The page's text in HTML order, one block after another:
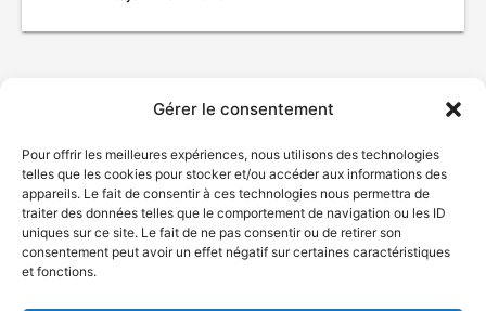
Gérer le consentement
Pour offrir les meilleures expériences, nous utilisons des technologies
telles que les cookies pour stocker et/ou accéder aux informations des
appareils. Le fait de consentir à ces technologies nous permettra de
traiter des données telles que le comportement de navigation ou les ID
uniques sur ce site. Le fait de ne pas consentir ou de retirer son
consentement peut avoir un effet négatif sur certaines caractéristiques
et fonctions.